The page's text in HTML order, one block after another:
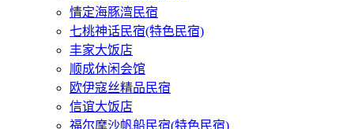
情定海豚湾民宿
七桃神话民宿(特色民宿)
丰家大饭店
顺成休闲会馆
欧伊寇丝精品民宿
信谊大饭店
福尔摩沙帆船民宿(特色民宿)